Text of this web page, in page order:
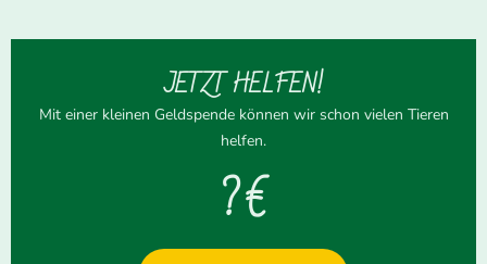
JETZT HELFEN!
Mit einer kleinen Geldspende können wir schon vielen Tieren
helfen.
? €